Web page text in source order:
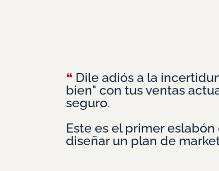
❝ Dile adiós a la
bien" con tus ventas
seguro.
Este es el primer
diseñar un plan de